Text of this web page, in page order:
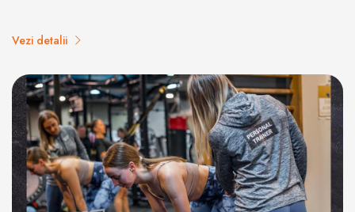
Vezi detalii